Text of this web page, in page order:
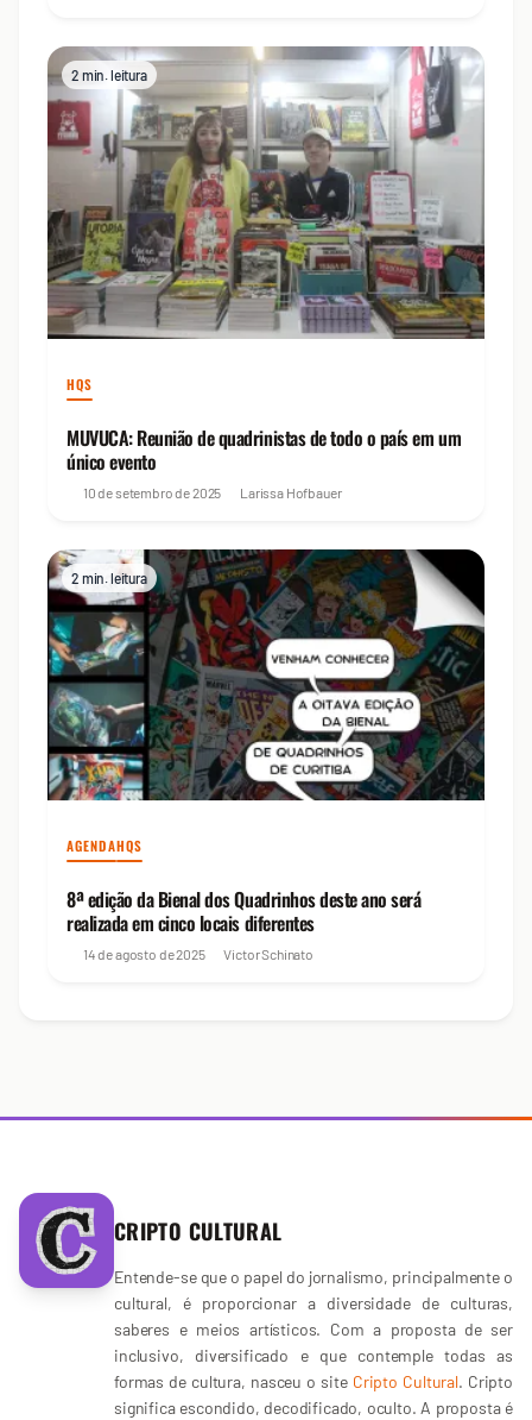
2 min. leitura
HQS
MUVUCA: Reunião de quadrinistas de todo o país em um
único evento
10 de setembro de 2025 Larissa Hofbauer
2 min. leitura
AGENDAHQS
8ª edição da Bienal dos Quadrinhos deste ano será
realizada em cinco locais diferentes
14 de agosto de 2025 Victor Schinato
CRIPTO CULTURAL
Entende-se que o papel do jornalismo, principalmente o
cultural, é proporcionar a diversidade de culturas,
saberes e meios artísticos. Com a proposta de ser
inclusivo, diversificado e que contemple todas as
formas de cultura, nasceu o site Cripto Cultural. Cripto
significa escondido, decodificado, oculto. A proposta é